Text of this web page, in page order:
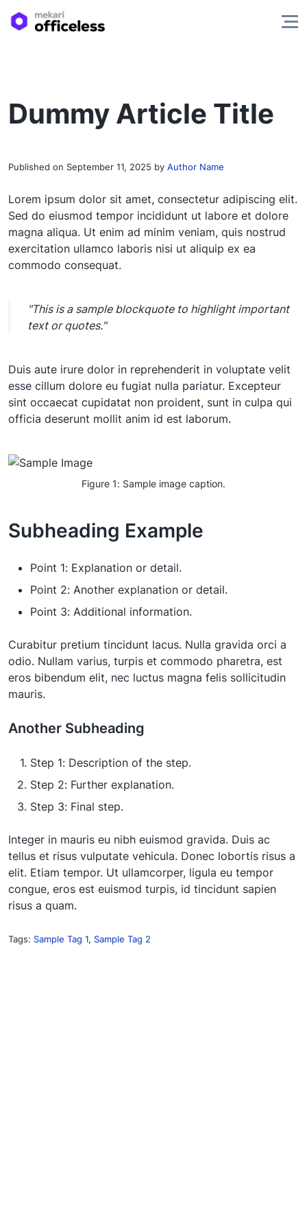
Dummy Article Title
Published on September 11, 2025 by Author Name
Lorem ipsum dolor sit amet, consectetur adipiscing elit.
Sed do eiusmod tempor incididunt ut labore et dolore
magna aliqua. Ut enim ad minim veniam, quis nostrud
exercitation ullamco laboris nisi ut aliquip ex ea
commodo consequat.
"This is a sample blockquote to highlight important
text or quotes."
Duis aute irure dolor in reprehenderit in voluptate velit
esse cillum dolore eu fugiat nulla pariatur. Excepteur
sint occaecat cupidatat non proident, sunt in culpa qui
officia deserunt mollit anim id est laborum.
Figure 1: Sample image caption.
Subheading Example
Point 1: Explanation or detail.
Point 2: Another explanation or detail.
Point 3: Additional information.
Curabitur pretium tincidunt lacus. Nulla gravida orci a
odio. Nullam varius, turpis et commodo pharetra, est
eros bibendum elit, nec luctus magna felis sollicitudin
mauris.
Another Subheading
Step 1: Description of the step.
Step 2: Further explanation.
Step 3: Final step.
Integer in mauris eu nibh euismod gravida. Duis ac
tellus et risus vulputate vehicula. Donec lobortis risus a
elit. Etiam tempor. Ut ullamcorper, ligula eu tempor
congue, eros est euismod turpis, id tincidunt sapien
risus a quam.
Tags: Sample Tag 1, Sample Tag 2